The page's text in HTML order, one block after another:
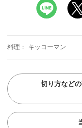
料理 キッコーマン
切り方など